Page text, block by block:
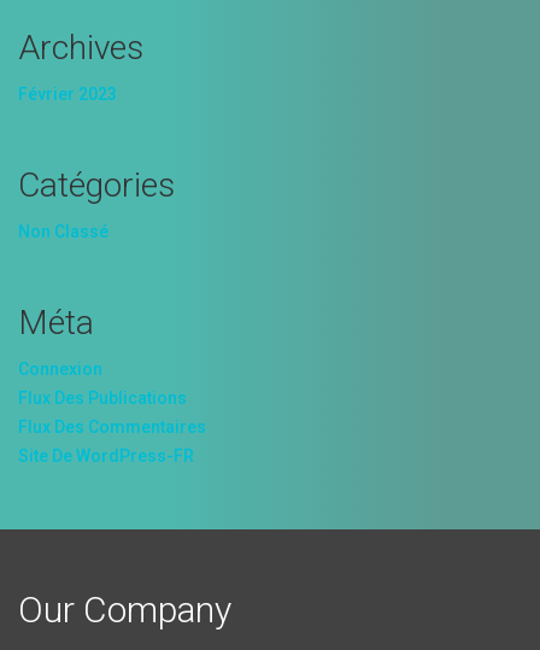
Archives
Février 2023
Catégories
Non Classé
Méta
Connexion
Flux Des Publications
Flux Des Commentaires
Site De WordPress-FR
Our Company